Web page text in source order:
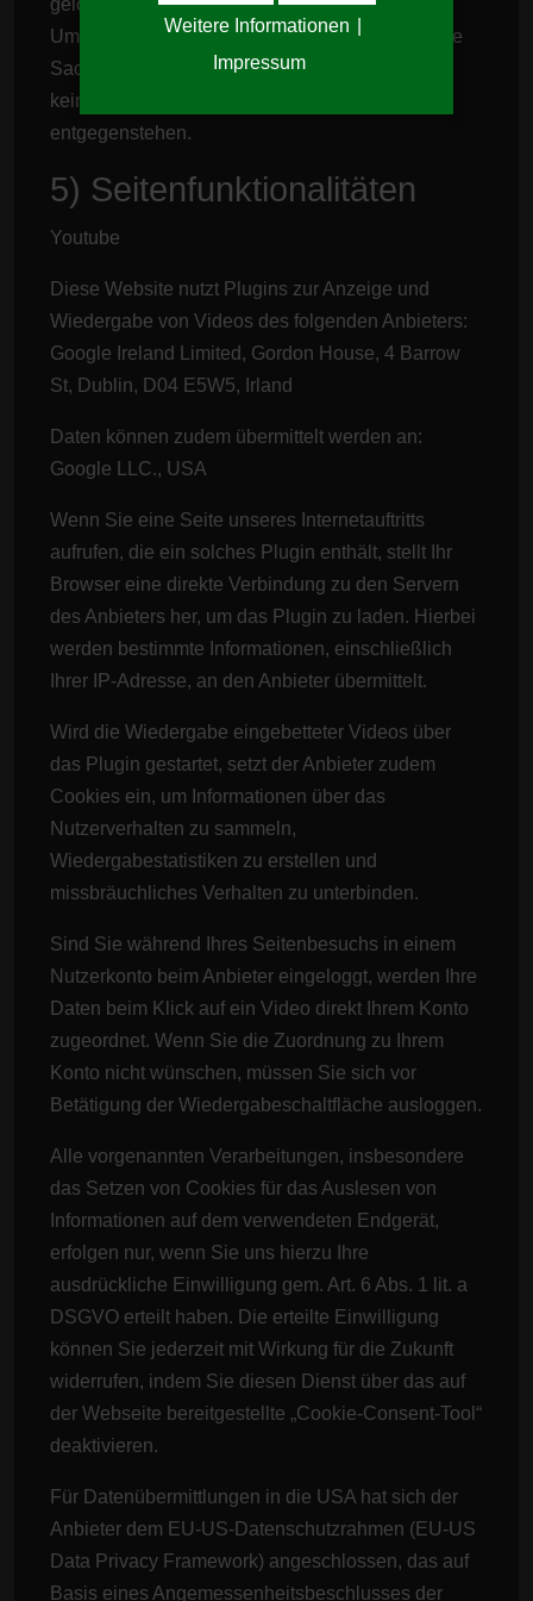
Umständen entnehmen lässt, dass der betroffene
Sachverhalt abschließend geklärt ist und sofern
keine gesetzlichen Aufbewahrungspflichten
entgegenstehen.
5) Seitenfunktionalitäten
Youtube
Diese Website nutzt Plugins zur Anzeige und
Wiedergabe von Videos des folgenden Anbieters:
Google Ireland Limited, Gordon House, 4 Barrow
St, Dublin, D04 E5W5, Irland
Daten können zudem übermittelt werden an:
Google LLC., USA
Wenn Sie eine Seite unseres Internetauftritts
aufrufen, die ein solches Plugin enthält, stellt Ihr
Browser eine direkte Verbindung zu den Servern
des Anbieters her, um das Plugin zu laden. Hierbei
werden bestimmte Informationen, einschließlich
Ihrer IP-Adresse, an den Anbieter übermittelt.
Wird die Wiedergabe eingebetteter Videos über
das Plugin gestartet, setzt der Anbieter zudem
Cookies ein, um Informationen über das
Nutzerverhalten zu sammeln,
Wiedergabestatistiken zu erstellen und
missbräuchliches Verhalten zu unterbinden.
Sind Sie während Ihres Seitenbesuchs in einem
Nutzerkonto beim Anbieter eingeloggt, werden Ihre
Daten beim Klick auf ein Video direkt Ihrem Konto
zugeordnet. Wenn Sie die Zuordnung zu Ihrem
Konto nicht wünschen, müssen Sie sich vor
Betätigung der Wiedergabeschaltfläche ausloggen.
Alle vorgenannten Verarbeitungen, insbesondere
das Setzen von Cookies für das Auslesen von
Informationen auf dem verwendeten Endgerät,
erfolgen nur, wenn Sie uns hierzu Ihre
ausdrückliche Einwilligung gem. Art. 6 Abs. 1 lit. a
DSGVO erteilt haben. Die erteilte Einwilligung
können Sie jederzeit mit Wirkung für die Zukunft
widerrufen, indem Sie diesen Dienst über das auf
der Webseite bereitgestellte „Cookie-Consent-Tool“
deaktivieren.
Für Datenübermittlungen in die USA hat sich der
Anbieter dem EU-US-Datenschutzrahmen (EU-US
Data Privacy Framework) angeschlossen, das auf
Basis eines Angemessenheitsbeschlusses der
Weitere Informationen
Impressum